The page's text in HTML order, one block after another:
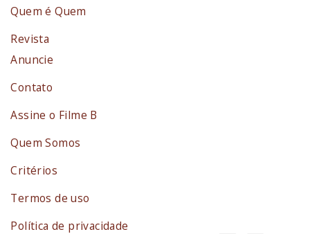
Quem é Quem
Revista
Anuncie
Contato
Assine o Filme B
Quem Somos
Critérios
Termos de uso
Política de privacidade